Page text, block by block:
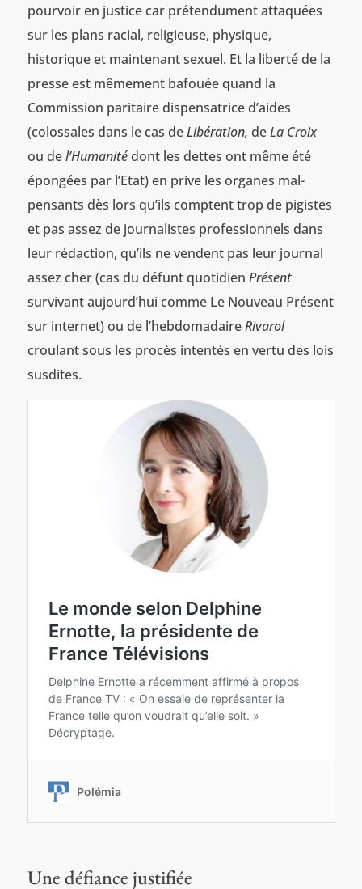
pourvoir en justice car prétendument attaquées
sur les plans racial, religieuse, physique,
historique et maintenant sexuel. Et la liberté de la
presse est mêmement bafouée quand la
Commission paritaire dispensatrice d’aides
(colossales dans le cas deLibération, deLa Croix
ou del’Humanité dont les dettes ont même été
épongées par l’Etat) en prive les organes mal-
pensants dès lors qu’ils comptent trop de pigistes
et pas assez de journalistes professionnels dans
leur rédaction, qu’ils ne vendent pas leur journal
assez cher (cas du défunt quotidien Présent
survivant aujourd’hui comme Le Nouveau Présent
sur internet) ou de l’hebdomadaireRivarol
croulant sous les procès intentés en vertu des lois
susdites.
Une défiance justifiée